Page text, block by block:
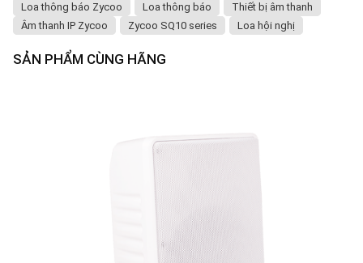
Loa thông báo Zycoo
Loa thông báo
Thiết bị âm thanh
Âm thanh IP Zycoo
Zycoo SQ10 series Loa hội nghị
SẢN PHẨM CÙNG HÃNG